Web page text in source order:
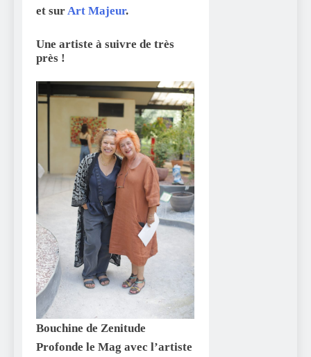
et surArt Majeur.
Une artiste à suivre de très
près !
Bouchine de Zenitude
Profonde le Mag avec l’artiste